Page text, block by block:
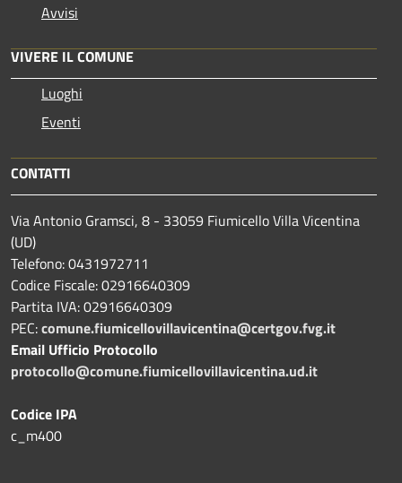
Avvisi
VIVERE IL COMUNE
Luoghi
Eventi
CONTATTI
Via Antonio Gramsci, 8 - 33059 Fiumicello Villa Vicentina
(UD)
Telefono: 0431972711
Codice Fiscale: 02916640309
Partita IVA: 02916640309
PEC:comune.fiumicellovillavicentina@certgov.fvg.it
Email Ufficio Protocollo
protocollo@comune.fiumicellovillavicentina.ud.it
Codice IPA
c_m400